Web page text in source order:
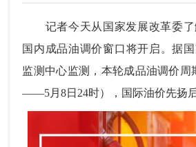
记者今天从国家发展改革委了
国内成品油调价窗口将开启。据
监测中心监测，本轮成品油调价周
——5月8日24时），国际油价先扬后